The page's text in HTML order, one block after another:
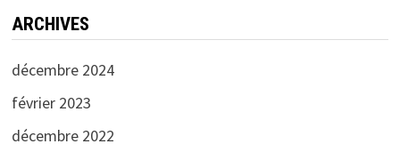
ARCHIVES
décembre 2024
février 2023
décembre 2022